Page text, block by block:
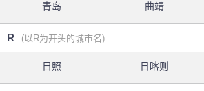
青岛 曲靖
R (以R为开头的城市名)
日照 日喀则